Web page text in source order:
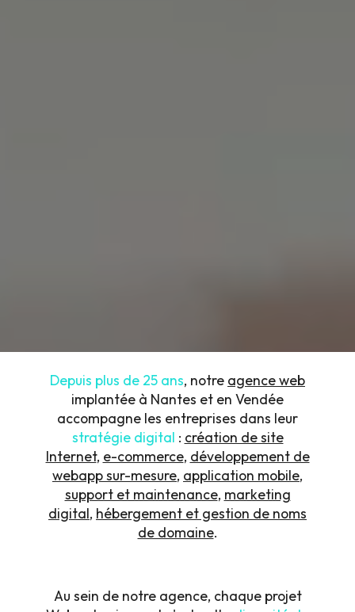
Depuis plus de 25 ans, notre agence web
implantée à Nantes et en Vendée
accompagne les entreprises dans leur
stratégie digital : création de site
Internet, e-commerce, développement de
webapp sur-mesure, application mobile,
support et maintenance, marketing
digital, hébergement et gestion de noms
de domaine.
Au sein de notre agence, chaque projet